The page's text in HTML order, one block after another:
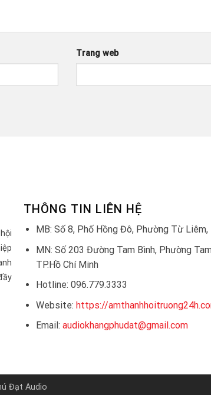
Trang web
THÔNG TIN LIÊN HỆ
MB: Số 8, Phố Hồng Đô, Phường Từ Liêm,
MN: Số 203 Đường Tam Bình, Phường
TP.Hồ Chí Minh
Hotline: 096.779.3333
Website: https://
Email: audiokhangphudat@gmail.com
Đạt Audio